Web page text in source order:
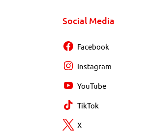
Social Media
Facebook
Instagram
YouTube
TikTok
X